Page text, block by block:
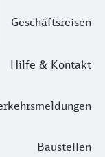
Geschäftsreisen
Hilfe & Kontakt
Baustellen